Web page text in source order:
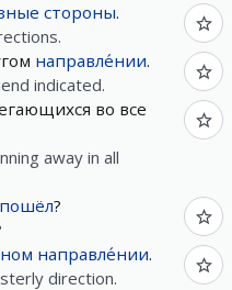
стороны.
направле́нии.
indicated.
во все
away in all
пошёл?
направле́нии.
direction.